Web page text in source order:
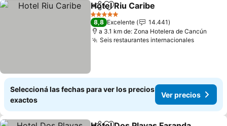
CompartirAñadir a favoritos
Hotel Riu Caribe
5 Estrellas
8,8 Excelente
14.441
a 3.1 km de: Zona Hotelera de Cancún
Seis restaurantes internacionalesVer
Seleccioná las fechas para ver los precios
exactos
Ver precios